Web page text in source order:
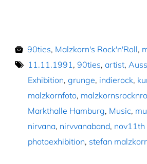
90ties, Malzkorn's Rock'n'Roll,
11.11.1991 , 90ties, artist,
Exhibition, grunge, indierock,
malzkornfoto,
Markthalle Hamburg, Music,
nirvana, nirvvanaband, nov11th
photoexhibition, stefan